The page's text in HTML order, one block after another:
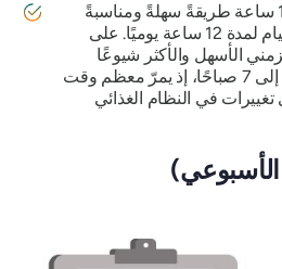
الصيام المتقطع لمدة 12 ساعة طريقةً سهلةً ومناسبةً
للمبتدئين، حيث يتضمن الصيام لمدة 12 ساعة يوميًا. على
الأسهل والأكثر شيوعًا
للصيام من الساعة 7 مساءً إلى 7 صباحًا، إذ يمرّ معظم وقت
في النظام الغذائي